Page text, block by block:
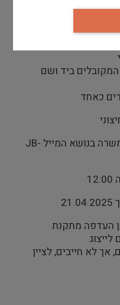
הגשת קורות חיים בציון קוד המשרה בנושא המייל JB-
העדפה מתקנת
לא חייבים, לציין